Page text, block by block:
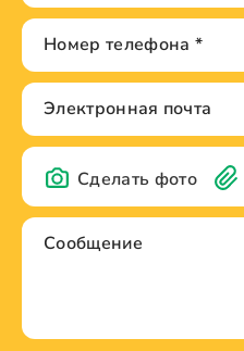
Сделать фото